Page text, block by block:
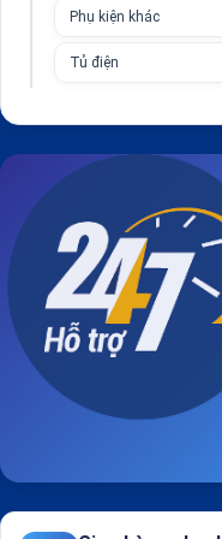
Phụ kiện khác
Tủ điện